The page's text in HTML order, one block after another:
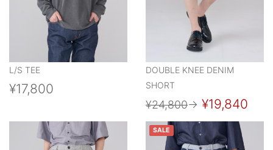
L/S TEE
¥17,800
DOUBLE KNEE DENIM
SHORT
¥24,800→ ¥19,840
SALE